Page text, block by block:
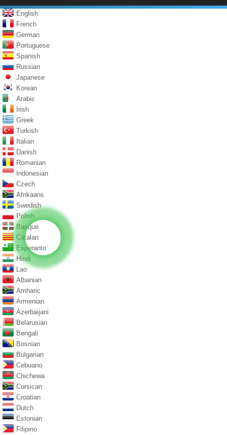
English
French
German
Portuguese
Spanish
Russian
Japanese
Korean
Arabic
Irish
Greek
Turkish
Italian
Danish
Romanian
Indonesian
Czech
Afrikaans
Swedish
Polish
Basque
Catalan
Esperanto
Hindi
Lao
Albanian
Amharic
Armenian
Azerbaijani
Belarusian
Bengali
Bosnian
Bulgarian
Cebuano
Chichewa
Corsican
Croatian
Dutch
Estonian
Filipino